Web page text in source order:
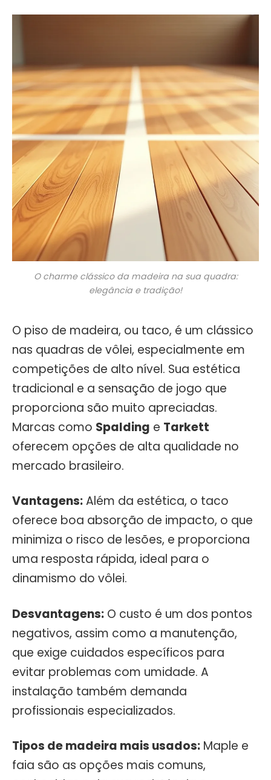
O charme clássico da madeira na sua quadra:
elegância e tradição!
O piso de madeira, ou taco, é um clássico
nas quadras de vôlei, especialmente em
competições de alto nível. Sua estética
tradicional e a sensação de jogo que
proporciona são muito apreciadas.
Marcas como Spalding e Tarkett
oferecem opções de alta qualidade no
mercado brasileiro.
Vantagens:Além da estética, o taco
oferece boa absorção de impacto, o que
minimiza o risco de lesões, e proporciona
uma resposta rápida, ideal para o
dinamismo do vôlei.
Desvantagens: O custo é um dos pontos
negativos, assim como a manutenção,
que exige cuidados específicos para
evitar problemas com umidade. A
instalação também demanda
profissionais especializados.
Tipos de madeira mais usados: Maple e
faia são as opções mais comuns,